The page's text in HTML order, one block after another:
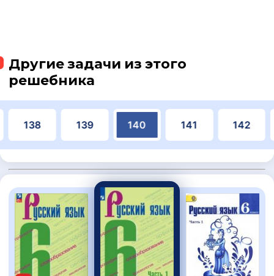
Другие задачи из этого
решебника
138 139 140 141 142